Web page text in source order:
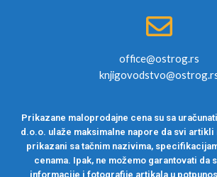
office@ostrog.rs
Prikazane maloprodajne cena su sa
d.o.o. ulaže maksimalne napore da svi artikli
prikazani sa tačnim nazivima,
cenama. Ipak, ne možemo garantovati da
informacije i fotografije artikala u